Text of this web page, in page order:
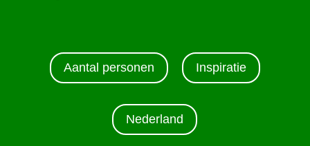
Aantal personen Inspiratie
Nederland